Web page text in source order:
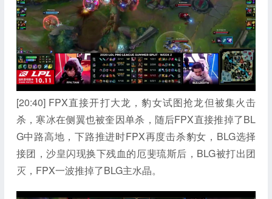
[20:40] FPX直接开打大龙，豹女试图抢龙但被集火击
杀，寒冰在侧翼也被奎因单杀，随后FPX直接推掉了BL
G中路高地，下路推进时FPX再度击杀豹女，BLG选择
接团，沙皇闪现换下残血的厄斐琉斯后，BLG被打出团
灭，FPX一波推掉了BLG主水晶。